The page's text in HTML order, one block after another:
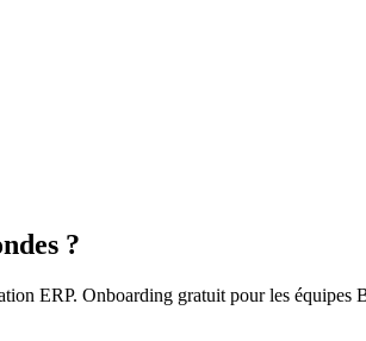
?
ERP. Onboarding gratuit pour les équipes